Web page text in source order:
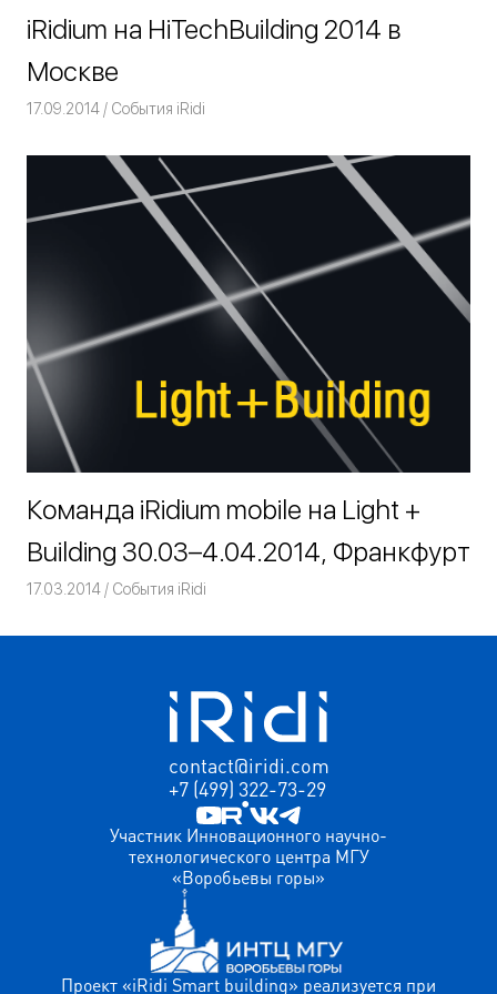
iRidium на HiTechBuilding 2014 в
Москве
17.09.2014 Команда iRidium mobile
События iRidi
Команда iRidium mobile на Light +
Building 30.03–4.04.2014, Франкфурт
17.03.2014 Команда iRidium mobile
События iRidi
contact@iridi.com
+7 (499) 322-73-29
Участник Инновационного научно-
технологического центра МГУ
«Воробьевы горы»
Проект «iRidi Smart building» реализуется при